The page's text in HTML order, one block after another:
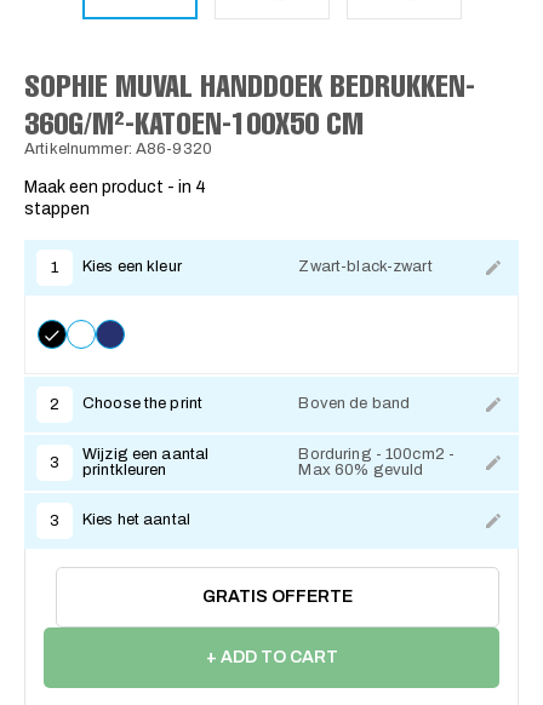
SOPHIE MUVAL HANDDOEK BEDRUKKEN-
360G/M²-KATOEN-100X50 CM
Artikelnummer: A86-9320
Maak een product - in 4
stappen
1 Kies een kleur Zwart-black-zwart
2 Choose the print Boven de band
3
Wijzig een aantal
printkleuren
Borduring - 100cm2 -
Max 60% gevuld
3 Kies het aantal
GRATIS OFFERTE
+ ADD TO CART